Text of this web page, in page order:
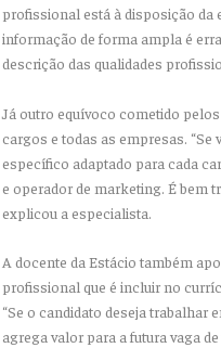
profissional está à disposição da
informação de forma ampla é
descrição das qualidades
Já outro equívoco cometido
cargos e todas as empresas.
específico adaptado para cada
e operador de marketing. É bem
explicou a especialista.
A docente da Estácio também
profissional que é incluir no
“Se o candidato deseja trabalhar
agrega valor para a futura vaga